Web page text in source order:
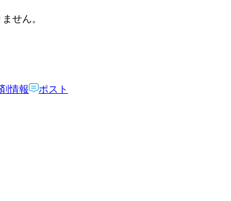
せん。
情報 ポスト